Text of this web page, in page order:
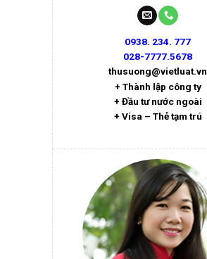
0938. 234. 777
028-7777.5678
thusuong@vietluat.vn
+ Thành lập công ty
+ Đầu tư nước ngoài
+ Visa – Thẻ tạm trú